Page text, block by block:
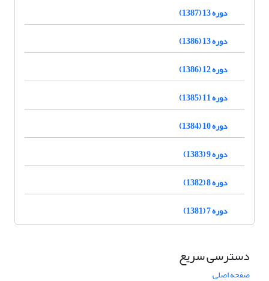
دوره 13 (1387)
دوره 13 (1386)
دوره 12 (1386)
دوره 11 (1385)
دوره 10 (1384)
دوره 9 (1383)
دوره 8 (1382)
دوره 7 (1381)
دسترسی سریع
صفحه اصلی